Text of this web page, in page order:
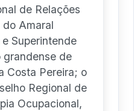
de Relações
Amaral
Superintende
grandense de
Costa Pereira; o
Regional de
Ocupacional,